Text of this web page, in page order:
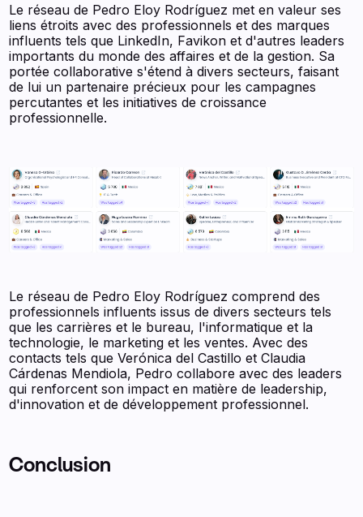
Le réseau de Pedro Eloy Rodríguez met en valeur ses
liens étroits avec des professionnels et des marques
influents tels que LinkedIn, Favikon et d'autres leaders
importants du monde des affaires et de la gestion. Sa
portée collaborative s'étend à divers secteurs, faisant
de lui un partenaire précieux pour les campagnes
percutantes et les initiatives de croissance
professionnelle.
Le réseau de Pedro Eloy Rodríguez comprend des
professionnels influents issus de divers secteurs tels
que les carrières et le bureau, l'informatique et la
technologie, le marketing et les ventes. Avec des
contacts tels que Verónica del Castillo et Claudia
Cárdenas Mendiola, Pedro collabore avec des leaders
qui renforcent son impact en matière de leadership,
d'innovation et de développement professionnel.
Conclusion